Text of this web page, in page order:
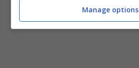
Manage options